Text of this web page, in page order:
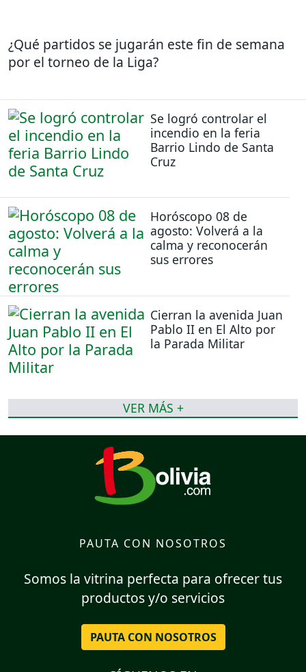
¿Qué partidos se jugarán este fin de semana
por el torneo de la Liga?
Se logró controlar el
incendio en la feria
Barrio Lindo de Santa
Cruz
Horóscopo 08 de
agosto: Volverá a la
calma y reconocerán
sus errores
Cierran la avenida Juan
Pablo II en El Alto por
la Parada Militar
VER MÁS +
PAUTA CON NOSOTROS
Somos la vitrina perfecta para ofrecer tus
productos y/o servicios
PAUTA CON NOSOTROS